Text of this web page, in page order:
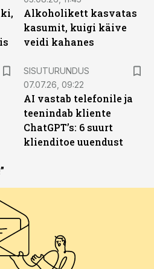
Alkoholikett kasvatas
kasumit, kuigi käive
veidi kahanes
SISUTURUNDUS
07.07.26, 09:22
AI vastab telefonile ja
teenindab kliente
ChatGPT’s: 6 suurt
klienditoe uuendust